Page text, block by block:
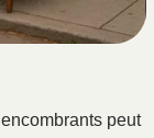
peut